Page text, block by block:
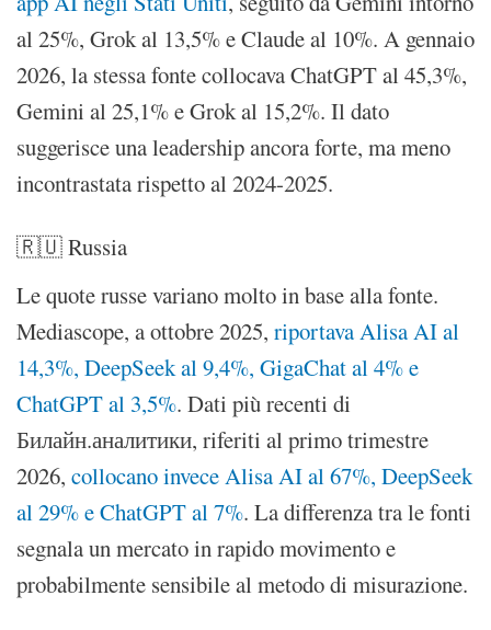
al 25%, Grok al 13,5% e Claude al 10%. A gennaio
2026, la stessa fonte collocava ChatGPT al 45,3%,
Gemini al 25,1% e Grok al 15,2%. Il dato
suggerisce una leadership ancora forte, ma meno
incontrastata rispetto al 2024-2025.
🇷🇺 Russia
Le quote russe variano molto in base alla fonte.
Mediascope, a ottobre 2025, riportava Alisa AI al
14,3%, DeepSeek al 9,4%, GigaChat al 4% e
ChatGPT al 3,5%. Dati più recenti di
Билайн.аналитики, riferiti al primo trimestre
2026, collocano invece Alisa AI al 67%, DeepSeek
al 29% e ChatGPT al 7%. La differenza tra le fonti
segnala un mercato in rapido movimento e
probabilmente sensibile al metodo di misurazione.